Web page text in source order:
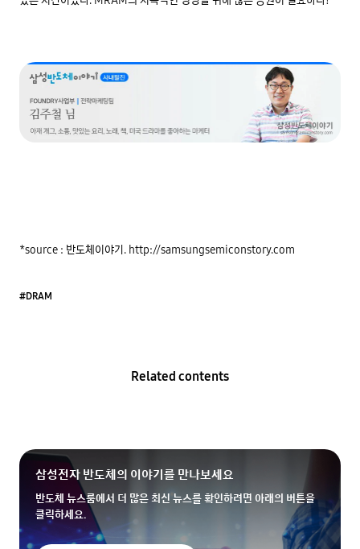
*source : 반도체이야기. http://samsungsemiconstory.com
#DRAM
Related contents
삼성전자 반도체의 이야기를 만나보세요
반도체 뉴스룸에서 더 많은 최신 뉴스를 확인하려면 아래의 버튼을
클릭하세요.